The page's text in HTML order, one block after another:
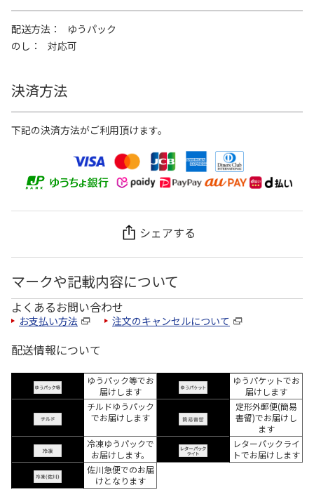
配送方法
ゆうパック
のし
対応可
決済方法
下記の決済方法がご利用頂けます。
シェアする
マークや記載内容について
よくあるお問い合わせ
お支払い方法 注文のキャンセルについて
配送情報について
ゆうパック等でお
届けします
ゆうパケットでお
届けします
チルドゆうパック
でお届けします
定形外郵便(簡易
書留)でお届けし
ます
冷凍ゆうパックで
お届けします。
レターパックライ
トでお届けします
佐川急便でのお届
けとなります